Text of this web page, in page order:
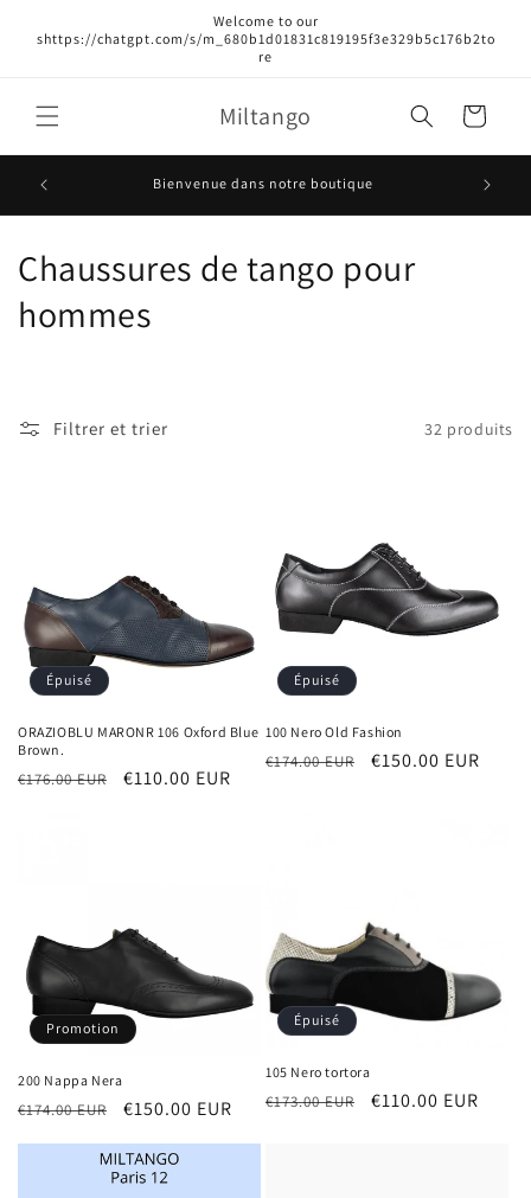
au
Welcome to our
shttps://chatgpt.com/s/m_680b1d01831c819195f3e329b5c176b2to
re
Miltango Panier
Bienvenue dans notre boutique
C
o
e
o
n
:
Chaussures de tango pour
hommes
Filtrer et trier 32 produits
Épuisé
ORAZIOBLU MARONR 106 Oxford Blue
Brown.
Prix
€176.00 EUR
Prix
€110.00 EUR
Épuisé
100 Nero Old Fashion
Prix
€174.00 EUR
Prix
€150.00 EUR
Promotion
200 Nappa Nera
Prix
€174.00 EUR
Prix
€150.00 EUR
Épuisé
105 Nero tortora
Prix
€173.00 EUR
Prix
€110.00 EUR